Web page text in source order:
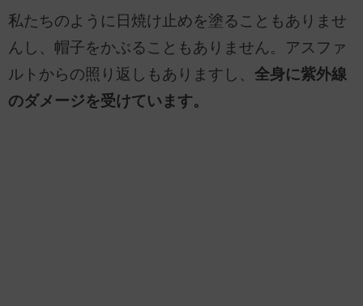
私たちのように日焼け止めを塗ることもありませ
んし、帽子をかぶることもありません。アスファ
ルトからの照り返しもありますし、 全身に紫外線
のダメージを受けています。